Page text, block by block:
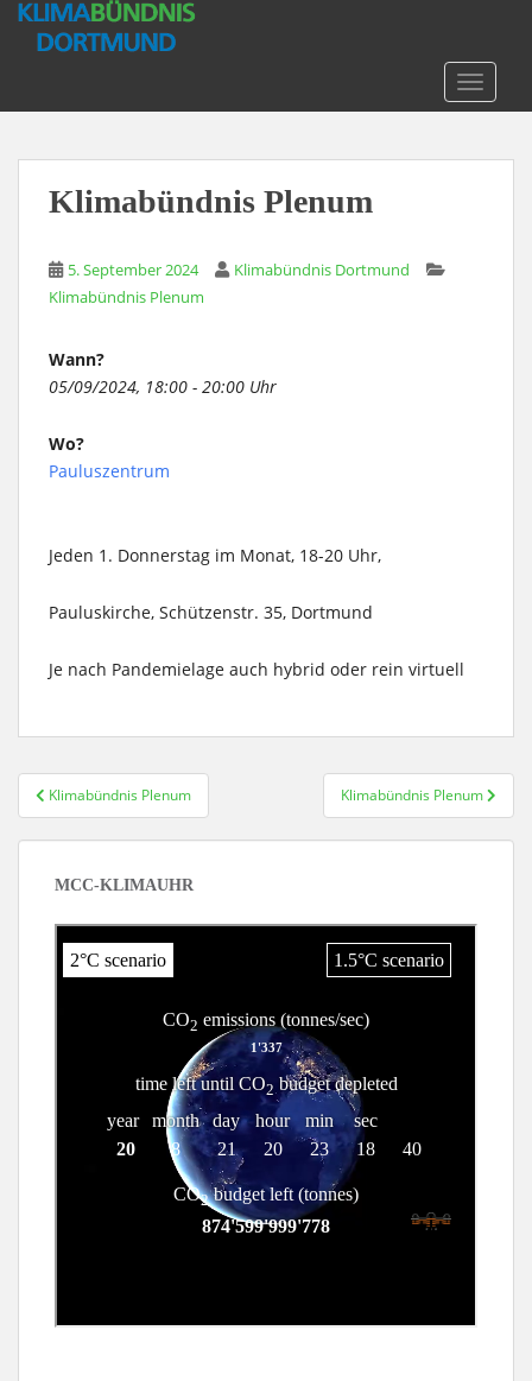
Klimabündnis Plenum
5. September 2024
Klimabündnis Dortmund
Klimabündnis Plenum
Wann?
05/09/2024, 18:00 - 20:00 Uhr
Wo?
Pauluszentrum
Jeden 1. Donnerstag im Monat, 18-20 Uhr,
Pauluskirche, Schützenstr. 35, Dortmund
Je nach Pandemielage auch hybrid oder rein virtuell
Beitragsnavigation
Klimabündnis Plenum Klimabündnis Plenum
MCC-KLIMAUHR